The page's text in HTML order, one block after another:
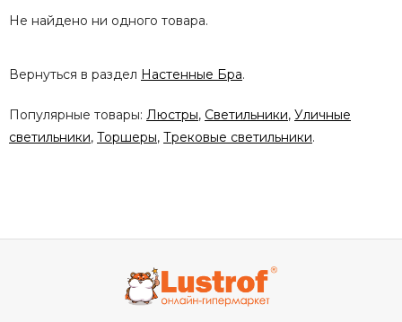
Не найдено ни одного товара.
Вернуться в раздел Настенные Бра.
Популярные товары: Люстры, Светильники, Уличные
светильники, Торшеры, Трековые светильники.